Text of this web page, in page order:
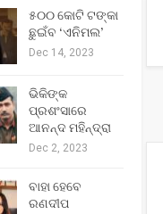
୫୦୦ କୋଟି ଟଙ୍କା
ଛୁଇଁବ ‘ଏନିମଲ’
Dec 14, 2023
ଭିକିଙ୍କ
ପ୍ରଶଂସାରେ
ଆନନ୍ଦ ମହିନ୍ଦ୍ରା
Dec 2, 2023
ବାହା ହେବେ
ରଣଦୀପ